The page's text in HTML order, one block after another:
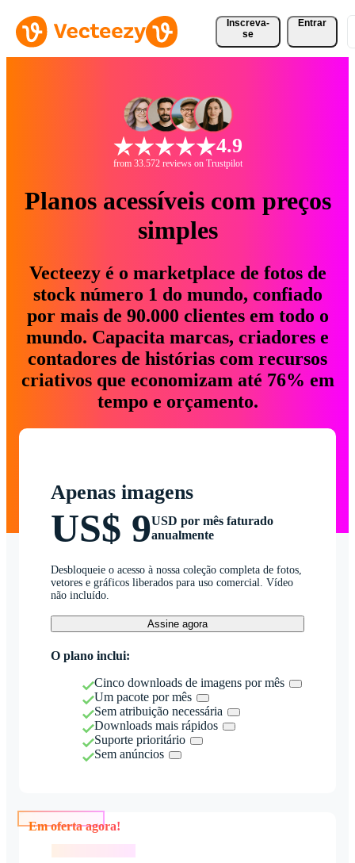
Inscreva-
se
Entrar
4.9
from 33.572 reviews on Trustpilot
Planos acessíveis com preços
simples
Vecteezy é o marketplace de fotos de
stock número 1 do mundo, confiado
por mais de 90.000 clientes em todo o
mundo. Capacita marcas, criadores e
contadores de histórias com recursos
criativos que economizam até 76% em
tempo e orçamento.
Apenas imagens
US$ 9USD por mês faturado
anualmente
Desbloqueie o acesso à nossa coleção completa de fotos,
vetores e gráficos liberados para uso comercial. Vídeo
não incluído.
Assine agora
O plano inclui:
Cinco downloads de imagens por mês
Um pacote por mês
Sem atribuição necessária
Downloads mais rápidos
Suporte prioritário
Sem anúncios